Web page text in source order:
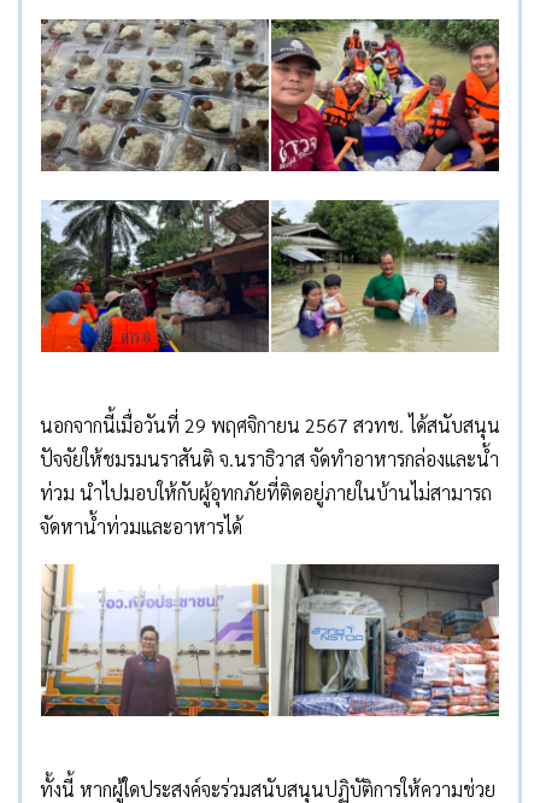
นอกจากนี้เมื่อวันที่ 29 พฤศจิกายน 2567 สวทช. ได้สนับสนุน
ปัจจัยให้ชมรมนราสันติ จ.นราธิวาส จัดทำอาหารกล่องและน้ำ
ท่วม นำไปมอบให้กับผู้อุทกภัยที่ติดอยู่ภายในบ้านไม่สามารถ
จัดหาน้ำท่วมและอาหารได้
ทั้งนี้ หากผู้ใดประสงค์จะร่วมสนับสนุนปฏิบัติการให้ความช่วย